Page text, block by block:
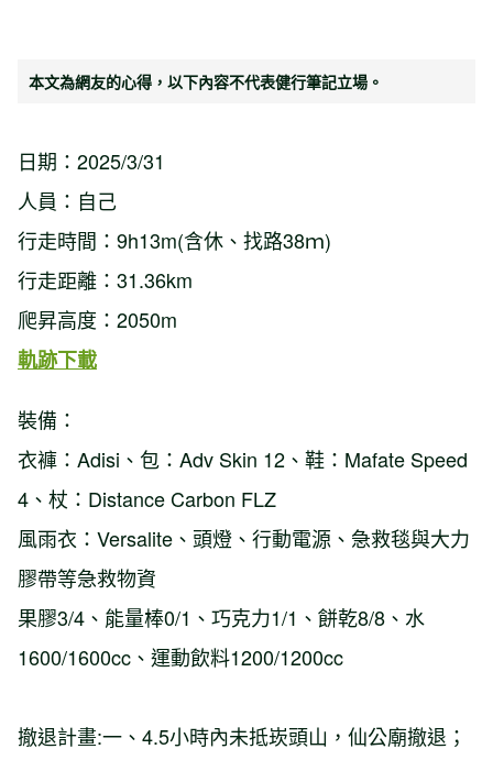
本文為網友的心得，以下內容不代表健行筆記立場。
日期：2025/3/31
人員：自己
行走時間：9h13m(含休、找路38ｍ)
行走距離：31.36km
爬昇高度：2050m
軌跡下載
裝備：
衣褲：Adisi、包：Adv Skin 12、鞋：Mafate Speed
4、杖：Distance Carbon FLZ
風雨衣：Versalite、頭燈、行動電源、急救毯與大力
膠帶等急救物資
果膠3/4、能量棒0/1、巧克力1/1、餅乾8/8、水
1600/1600cc、運動飲料1200/1200cc
撤退計畫:一、4.5小時內未抵崁頭山，仙公廟撤退；